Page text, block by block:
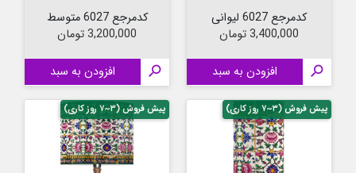
کدمرجع 6027 لیوانی
قیمت
3,400,000 تومان
 افزودن به سبد
کدمرجع 6027 متوسط
قیمت
3,200,000 تومان
 افزودن به سبد
پیش فروش (۳~۷ روز کاری) پیش فروش (۳~۷ روز کاری)